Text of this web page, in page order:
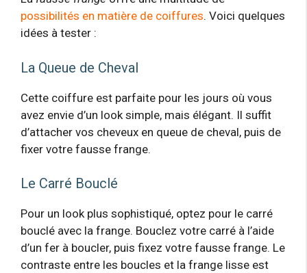
possibilités en matière de coiffures. Voici quelques
idées à tester :
La Queue de Cheval
Cette coiffure est parfaite pour les jours où vous
avez envie d’un look simple, mais élégant. Il suffit
d’attacher vos cheveux en queue de cheval, puis de
fixer votre fausse frange.
Le Carré Bouclé
Pour un look plus sophistiqué, optez pour le carré
bouclé avec la frange. Bouclez votre carré à l’aide
d’un fer à boucler, puis fixez votre fausse frange. Le
contraste entre les boucles et la frange lisse est